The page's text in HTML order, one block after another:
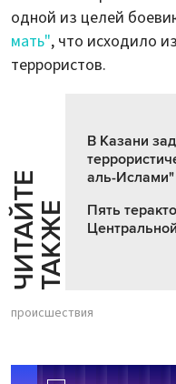
одной из целей
мать", что исходило
террористов.
Ч
И
Т
АЙ
Т
Е
Т
А
К
ЖЕ
В Казани
аль-Ислами"
Пять
происшествия